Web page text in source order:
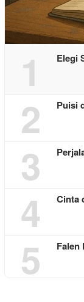
1 Elegi
2 Puisi
3
4 Cinta
5 Falen